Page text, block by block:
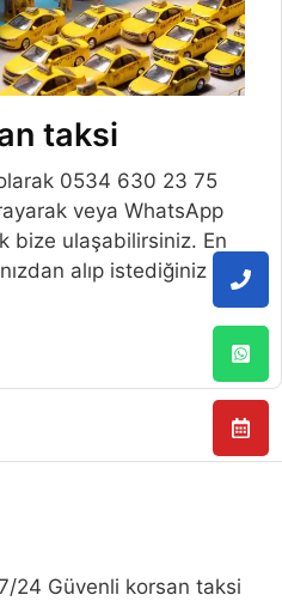
taksi
0534 630 23 75
veya WhatsApp
bize ulaşabilirsiniz. En
alıp istediğiniz
24 Güvenli korsan taksi